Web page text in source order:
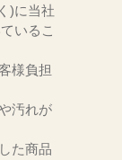
)に当社
いるこ
様負担
汚れが
た商品